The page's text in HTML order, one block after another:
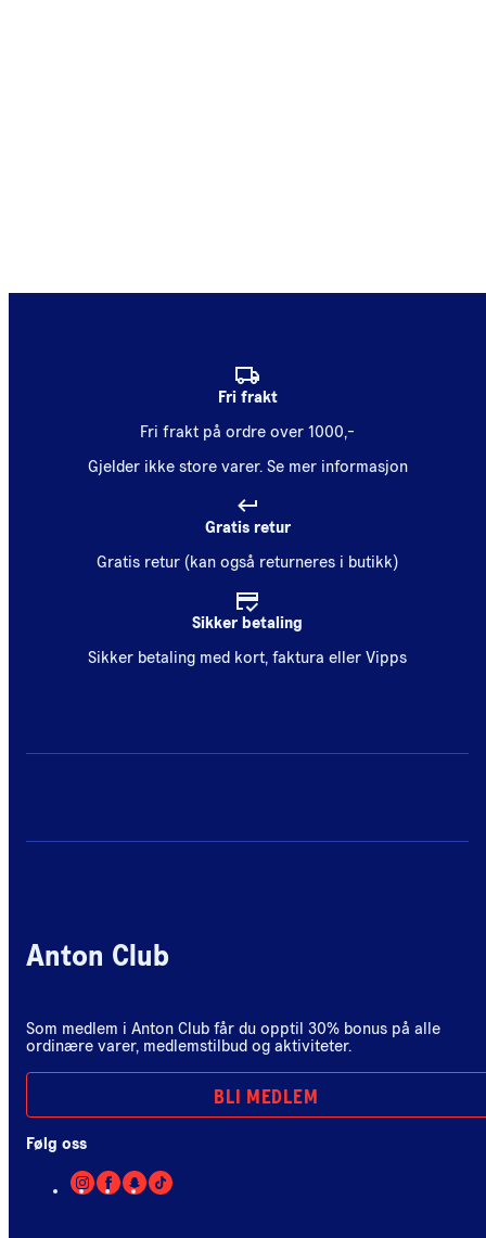
Fri frakt
Fri frakt på ordre over 1000,-
Gjelder ikke store varer. Se mer informasjon
Gratis retur
Gratis retur (kan også returneres i butikk)
Sikker betaling
Sikker betaling med kort, faktura eller Vipps
Anton Club
Som medlem i Anton Club får du opptil 30% bonus på alle
ordinære varer, medlemstilbud og aktiviteter.
BLI MEDLEM
Følg oss